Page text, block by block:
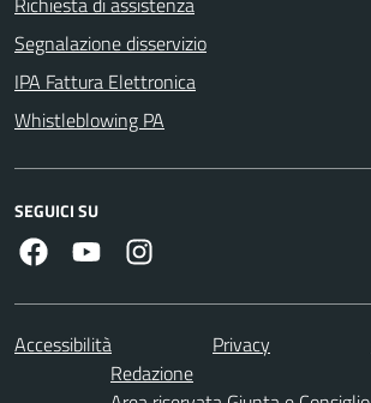
Segnalazione disservizio
IPA Fattura Elettronica
Whistleblowing PA
SEGUICI SU
FacebookYoutube
Accessibilità Privacy
Redazione